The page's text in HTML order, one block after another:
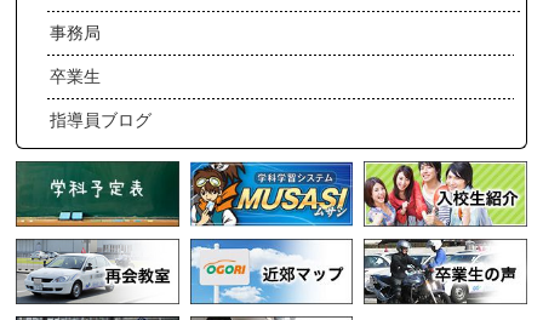
事務局
卒業生
指導員ブログ